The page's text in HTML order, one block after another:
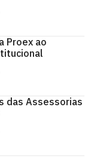
Proex ao
das Assessorias